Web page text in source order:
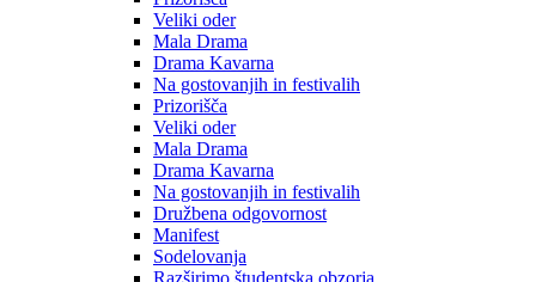
Veliki oder
Mala Drama
Drama Kavarna
Na gostovanjih in festivalih
Prizorišča
Veliki oder
Mala Drama
Drama Kavarna
Na gostovanjih in festivalih
Družbena odgovornost
Manifest
Sodelovanja
Razširimo študentska obzorja